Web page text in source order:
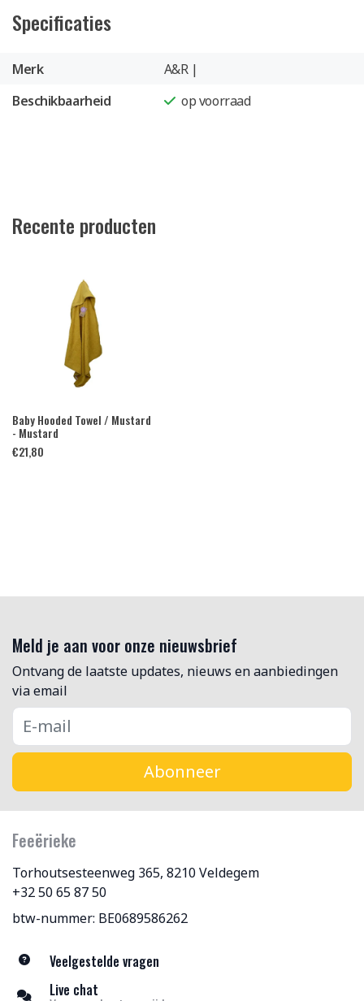
Specificaties
Merk
A&R |
Beschikbaarheid
op voorraad
Recente producten
Baby Hooded Towel / Mustard
- Mustard
€21,80
Meld je aan voor onze nieuwsbrief
Ontvang de laatste updates, nieuws en aanbiedingen
via email
Abonneer
Feeërieke
Torhoutsesteenweg 365, 8210 Veldegem
+32 50 65 87 50
btw-nummer: BE0689586262
Veelgestelde vragen
Live chat